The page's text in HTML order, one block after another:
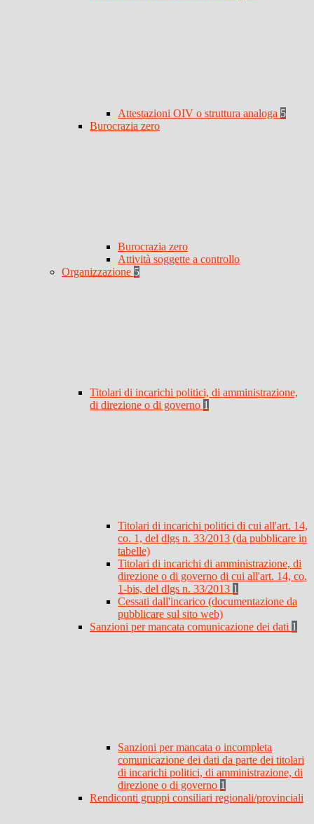
Attestazioni OIV o struttura analoga 5
Burocrazia zero
Burocrazia zero
Attività soggette a controllo
Organizzazione 5
Titolari di incarichi politici, di amministrazione,
di direzione o di governo 1
Titolari di incarichi politici di cui all'art. 14,
co. 1, del dlgs n. 33/2013 (da pubblicare in
tabelle)
Titolari di incarichi di amministrazione, di
direzione o di governo di cui all'art. 14, co.
1-bis, del dlgs n. 33/2013 1
Cessati dall'incarico (documentazione da
pubblicare sul sito web)
Sanzioni per mancata comunicazione dei dati 1
Sanzioni per mancata o incompleta
comunicazione dei dati da parte dei titolari
di incarichi politici, di amministrazione, di
direzione o di governo 1
Rendiconti gruppi consiliari regionali/provinciali